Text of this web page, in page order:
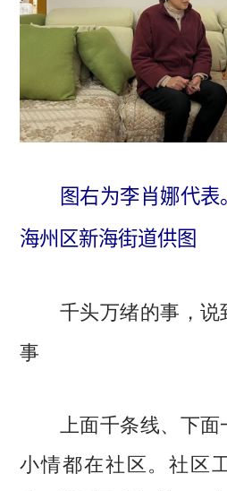
图右为李肖娜代表
海州区新海街道供图
千头万绪的事，
事
上面千条线、下面
小情都在社区。社区